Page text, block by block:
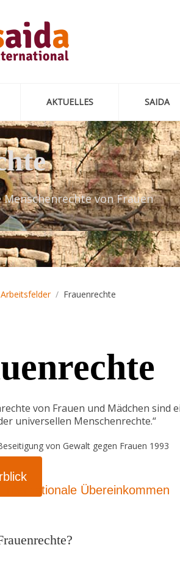
AKTUELLES SAIDA
von Frauen
Arbeitsfelder Frauenrechte
von Frauen und Mädchen
universellen Menschenrechte.“
von Gewalt gegen Frauen 1993
Internationale Übereinkommen